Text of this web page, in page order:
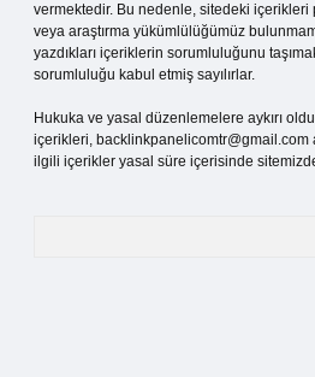
vermektedir. Bu nedenle, sitedeki içerikleri
veya araştırma yükümlülüğümüz
yazdıkları içeriklerin sorumluluğunu
sorumluluğu kabul etmiş sayılırlar.
Hukuka ve yasal düzenlemelere aykırı
içerikleri, backlinkpanelicomtr@gmail.com
ilgili içerikler yasal süre içerisinde